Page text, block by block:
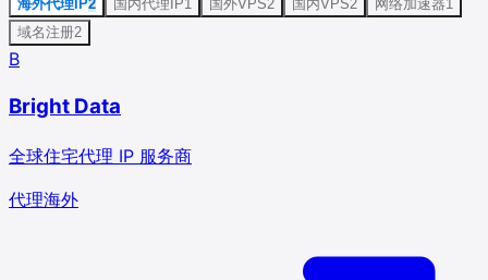
海外代理IP2 国内代理IP1 国外VPS2 国内VPS2 网络加速器1
域名注册2
B
Bright Data
全球住宅代理 IP 服务商
代理海外